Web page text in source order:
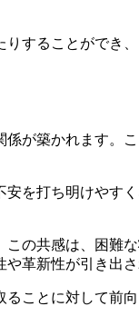
することができ
が築かれます。
を打ち明けやす
の共感は、困難
革新性が引き出さ
ことに対して前向